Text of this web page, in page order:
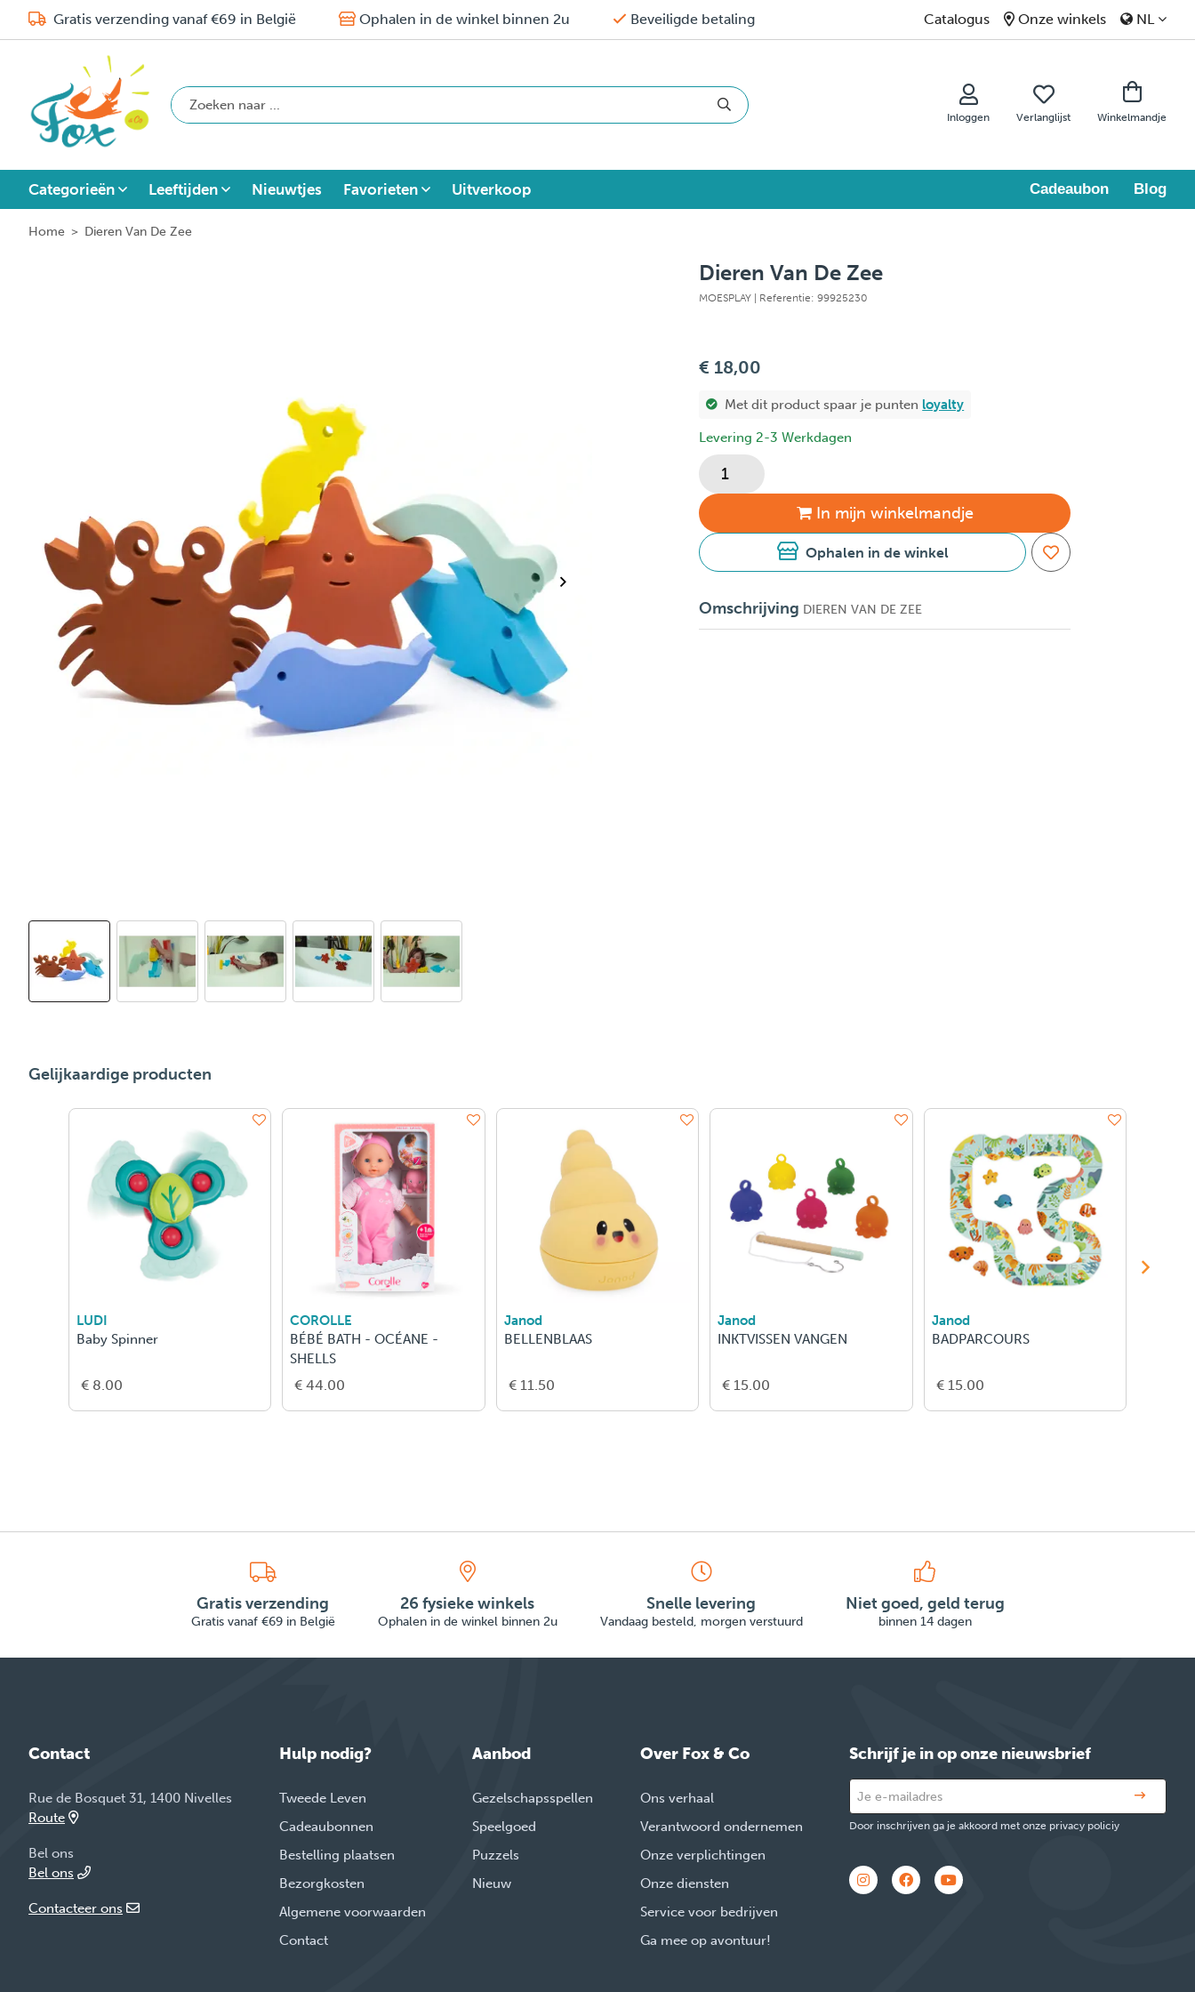
Gratis verzending vanaf €69 in België Ophalen in de winkel binnen 2u Beveiligde betaling Catalogus Onze winkels NL
Inloggen Verlanglijst Winkelmandje
Categorieën Leeftijden Nieuwtjes Favorieten Uitverkoop Cadeaubon Blog
Home > Dieren Van De Zee
Dieren Van De Zee
MOESPLAY | Referentie: 99925230
€ 18,00
Met dit product spaar je punten loyalty
Levering 2-3 Werkdagen
In mijn winkelmandje
Ophalen in de winkel
Omschrijving DIEREN VAN DE ZEE
Gelijkaardige producten
LUDI
Baby Spinner
€ 8.00
COROLLE
BÉBÉ BATH - OCÉANE -
SHELLS
€ 44.00
Janod
BELLENBLAAS
€ 11.50
Janod
INKTVISSEN VANGEN
€ 15.00
Janod
BADPARCOURS
€ 15.00
Gratis verzending
Gratis vanaf €69 in België
26 fysieke winkels
Ophalen in de winkel binnen 2u
Snelle levering
Vandaag besteld, morgen verstuurd
Niet goed, geld terug
binnen 14 dagen
Contact
Rue de Bosquet 31, 1400 Nivelles
Route
Bel ons
Bel ons
Contacteer ons
Hulp nodig?
Tweede Leven
Cadeaubonnen
Bestelling plaatsen
Bezorgkosten
Algemene voorwaarden
Contact
Aanbod
Gezelschapsspellen
Speelgoed
Puzzels
Nieuw
Over Fox & Co
Ons verhaal
Verantwoord ondernemen
Onze verplichtingen
Onze diensten
Service voor bedrijven
Ga mee op avontuur!
Schrijf je in op onze nieuwsbrief
Door inschrijven ga je akkoord met onze privacy policiy